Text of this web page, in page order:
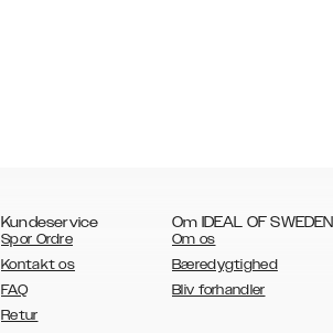
Kundeservice
Spor Ordre
Kontakt os
FAQ
Retur
Om IDEAL OF SWEDEN
Om os
Bæredygtighed
Bliv forhandler